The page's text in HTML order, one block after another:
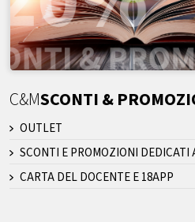
C&MSCONTI &
OUTLET
SCONTI E PROMOZIONI DEDICATI
CARTA DEL DOCENTE E 18APP